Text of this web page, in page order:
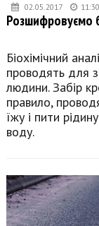
02.05.2017 11:30
Розшифровуємо
Біохімічний
проводять для
людини. Забір
правило,
їжу і пити
воду.